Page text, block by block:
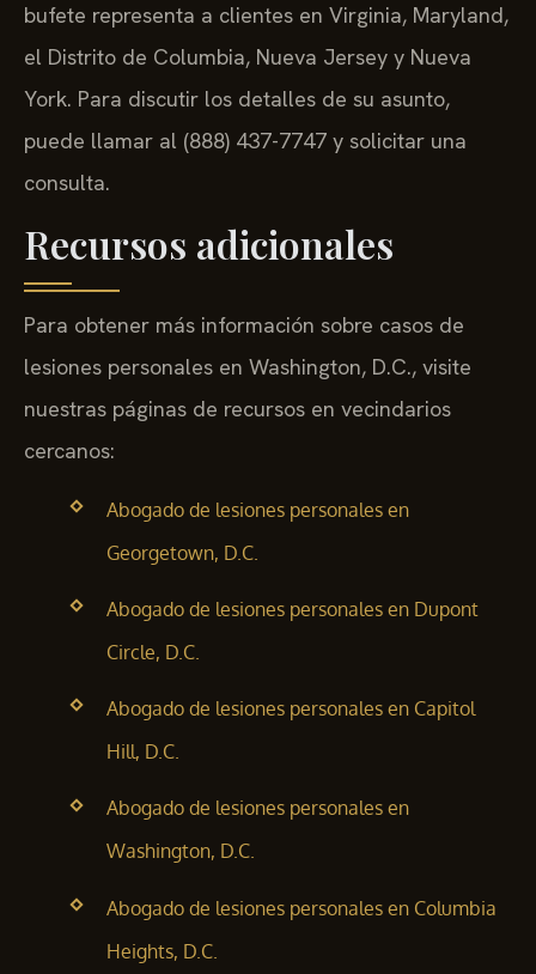
bufete representa a clientes en Virginia, Maryland,
el Distrito de Columbia, Nueva Jersey y Nueva
York. Para discutir los detalles de su asunto,
puede llamar al (888) 437-7747 y solicitar una
consulta.
Recursos adicionales
Para obtener más información sobre casos de
lesiones personales en Washington, D.C., visite
nuestras páginas de recursos en vecindarios
cercanos:
Abogado de lesiones personales en
Georgetown, D.C.
Abogado de lesiones personales en Dupont
Circle, D.C.
Abogado de lesiones personales en Capitol
Hill, D.C.
Abogado de lesiones personales en
Washington, D.C.
Abogado de lesiones personales en Columbia
Heights, D.C.